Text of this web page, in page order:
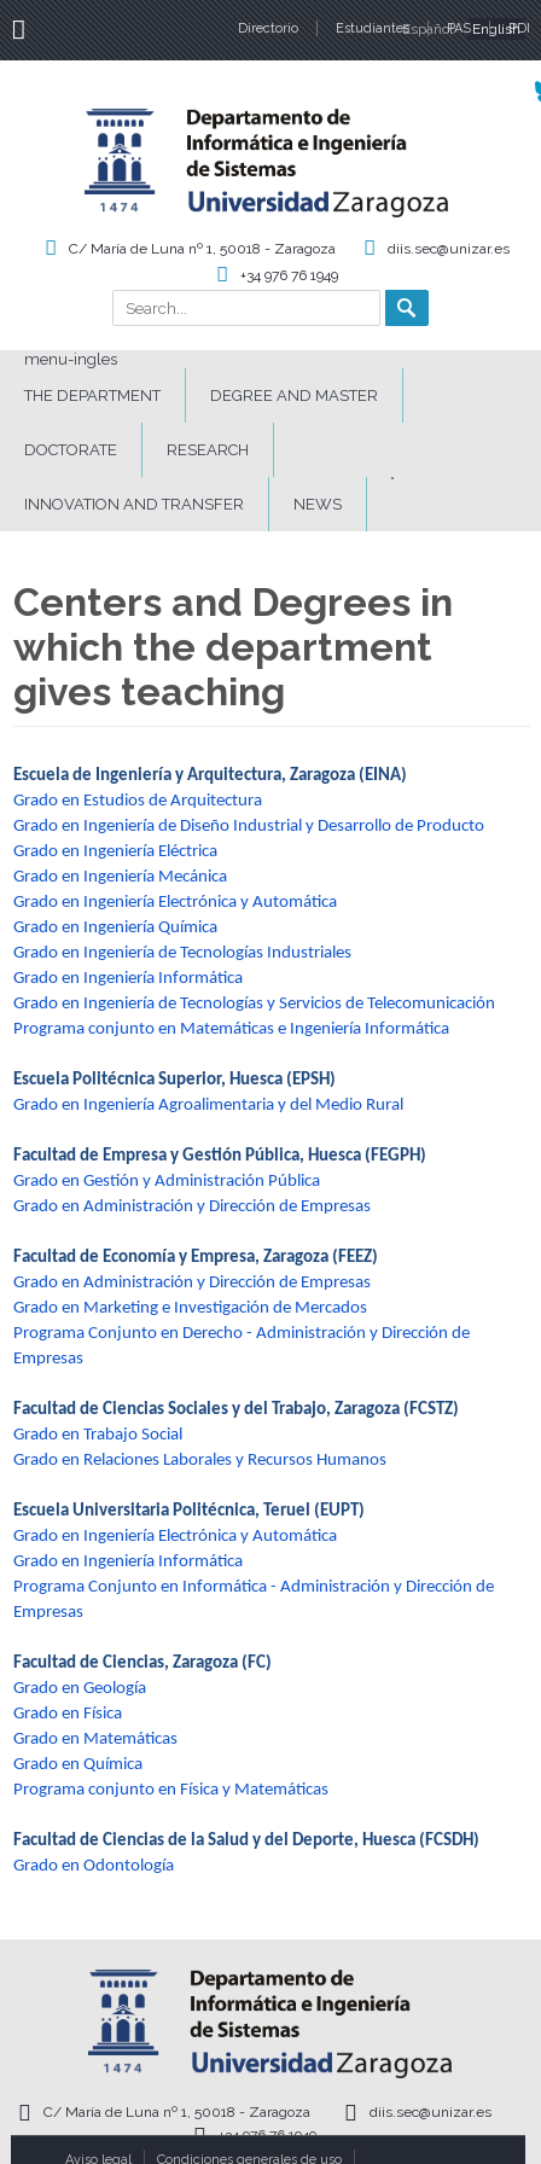
Directorio Estudiantes PAS PDI
Español English
Search form
Search
C/ María de Luna nº 1, 50018 - Zaragoza
diis.sec@unizar.es
+34 976 76 1949
menu-ingles
THE DEPARTMENT
DEGREE AND MASTER
DOCTORATE RESEARCH
INNOVATION AND TRANSFER NEWS
Centers and Degrees in
which the department
gives teaching
Escuela de Ingeniería y Arquitectura, Zaragoza (EINA)
Grado en Estudios de Arquitectura
Grado en Ingeniería de Diseño Industrial y Desarrollo de Producto
Grado en Ingeniería Eléctrica
Grado en Ingeniería Mecánica
Grado en Ingeniería Electrónica y Automática
Grado en Ingeniería Química
Grado en Ingeniería de Tecnologías Industriales
Grado en Ingeniería Informática
Grado en Ingeniería de Tecnologías y Servicios de Telecomunicación
Programa conjunto en Matemáticas e Ingeniería Informática
Escuela Politécnica Superior, Huesca (EPSH)
Grado en Ingeniería Agroalimentaria y del Medio Rural
Facultad de Empresa y Gestión Pública, Huesca (FEGPH)
Grado en Gestión y Administración Pública
Grado en Administración y Dirección de Empresas
Facultad de Economía y Empresa, Zaragoza (FEEZ)
Grado en Administración y Dirección de Empresas
Grado en Marketing e Investigación de Mercados
Programa Conjunto en Derecho - Administración y Dirección de
Empresas
Facultad de Ciencias Sociales y del Trabajo, Zaragoza (FCSTZ)
Grado en Trabajo Social
Grado en Relaciones Laborales y Recursos Humanos
Escuela Universitaria Politécnica, Teruel (EUPT)
Grado en Ingeniería Electrónica y Automática
Grado en Ingeniería Informática
Programa Conjunto en Informática - Administración y Dirección de
Empresas
Facultad de Ciencias, Zaragoza (FC)
Grado en Geología
Grado en Física
Grado en Matemáticas
Grado en Química
Programa conjunto en Física y Matemáticas
Facultad de Ciencias de la Salud y del Deporte, Huesca (FCSDH)
Grado en Odontología
C/ María de Luna nº 1, 50018 - Zaragoza
diis.sec@unizar.es
+34 976 76 1949
Aviso legal Condiciones generales de uso